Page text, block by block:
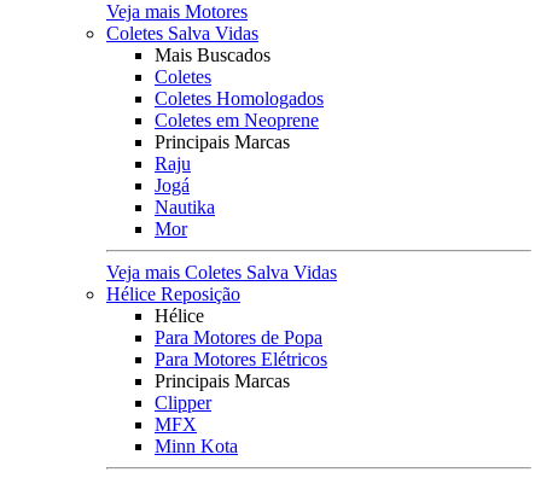
Veja mais Motores
Coletes Salva Vidas
Mais Buscados
Coletes
Coletes Homologados
Coletes em Neoprene
Principais Marcas
Raju
Jogá
Nautika
Mor
Veja mais Coletes Salva Vidas
Hélice Reposição
Hélice
Para Motores de Popa
Para Motores Elétricos
Principais Marcas
Clipper
MFX
Minn Kota